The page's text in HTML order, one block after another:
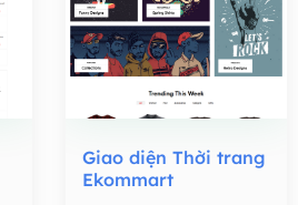
Giao diện Thời trang
Ekommart